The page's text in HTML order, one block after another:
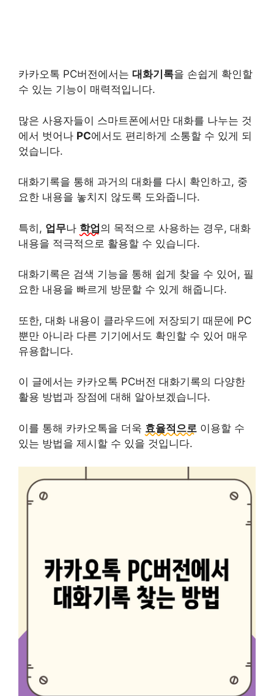
카카오톡 PC버전에서는 대화기록을 손쉽게 확인할
수 있는 기능이 매력적입니다.
많은 사용자들이 스마트폰에서만 대화를 나누는 것
에서 벗어나 PC에서도 편리하게 소통할 수 있게 되
었습니다.
대화기록을 통해 과거의 대화를 다시 확인하고, 중
요한 내용을 놓치지 않도록 도와줍니다.
특히, 업무나 학업의 목적으로 사용하는 경우, 대화
내용을 적극적으로 활용할 수 있습니다.
대화기록은 검색 기능을 통해 쉽게 찾을 수 있어, 필
요한 내용을 빠르게 방문할 수 있게 해줍니다.
또한, 대화 내용이 클라우드에 저장되기 때문에 PC
뿐만 아니라 다른 기기에서도 확인할 수 있어 매우
유용합니다.
이 글에서는 카카오톡 PC버전 대화기록의 다양한
활용 방법과 장점에 대해 알아보겠습니다.
이를 통해 카카오톡을 더욱 효율적으로 이용할 수
있는 방법을 제시할 수 있을 것입니다.